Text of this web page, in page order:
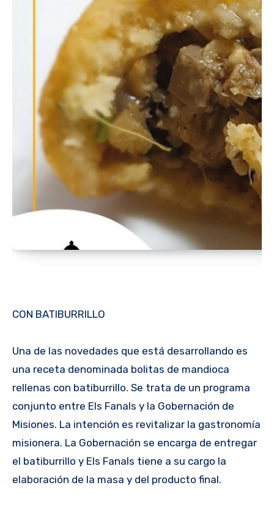
CON BATIBURRILLO
Una de las novedades que está desarrollando es
una receta denominada bolitas de mandioca
rellenas con batiburrillo. Se trata de un programa
conjunto entre Els Fanals y la Gobernación de
Misiones. La intención es revitalizar la gastronomía
misionera. La Gobernación se encarga de entregar
el batiburrillo y Els Fanals tiene a su cargo la
elaboración de la masa y del producto final.